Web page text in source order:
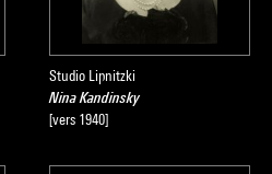
Studio Lipnitzki
Nina Kandinsky
[vers 1940]